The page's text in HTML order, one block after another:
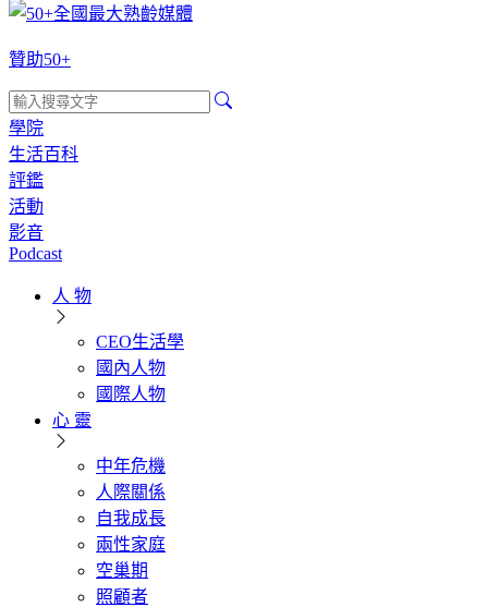
贊助50+
學院
生活百科
評鑑
活動
影音
Podcast
人 物
CEO生活學
國內人物
國際人物
心 靈
中年危機
人際關係
自我成長
兩性家庭
空巢期
照顧者